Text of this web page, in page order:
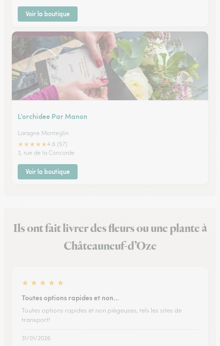
Voir la boutique
L’orchidee Par Manon
Laragne Monteglin
★★★★★4.6 (57)
3, rue de la Concorde
Voir la boutique
Ils ont fait livrer des fleurs ou une plante à
Châteauneuf-d’Oze
★ ★ ★ ★ ★
Toutes options rapides et non…
Toutes options rapides et non piègeuses, tels les sites de
transport!
31/01/2026